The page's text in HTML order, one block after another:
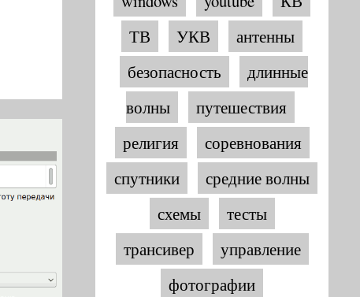
ТВ
УКВ
антенны
безопасность
длинные
волны
путешествия
религия
соревнования
спутники
средние волны
схемы
тесты
трансивер
управление
фотографии